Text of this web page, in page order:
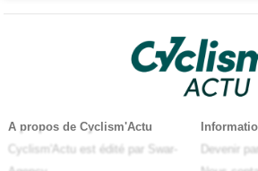
A propos de Cyclism'Actu
Cyclism'Actu est édité par Swar-
Devenir